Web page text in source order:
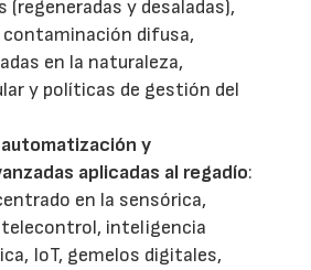
(regeneradas y desaladas),
contaminación difusa,
en la naturaleza,
y políticas de gestión del
y
aplicadas al regadío:
en la sensórica,
inteligencia
IoT, gemelos digitales,